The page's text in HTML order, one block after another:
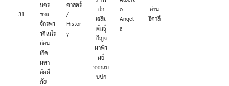
31
นคร
ของ
จักรพร
รดิเนโร
ก่อน
เกิด
มหา
อัคคี
ภัย
ศาสตร์
/
Histor
y
ปก
เฉลิม
พันธุ์
ปัญจ
มาพิร
มย์
ออกแบ
บปก
o
Angel
a
อ่าน
อิตาลี